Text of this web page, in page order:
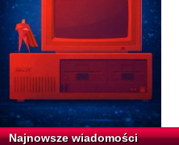
Najnowsze wiadomości